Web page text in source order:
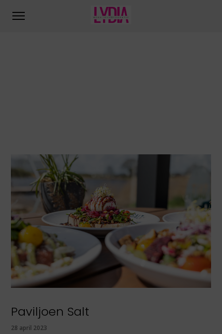
Paviljoen Salt
28 april 2023